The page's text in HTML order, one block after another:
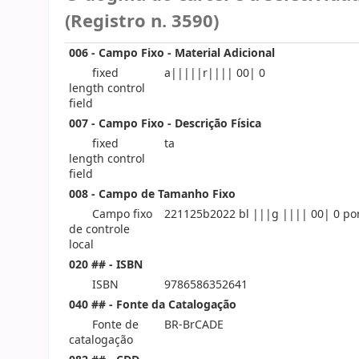
(Registro n. 3590)
006 - Campo Fixo - Material Adicional
fixed
length control
field
a|||||r|||| 00| 0
007 - Campo Fixo - Descrição Física
fixed
length control
field
ta
008 - Campo de Tamanho Fixo
Campo fixo
de controle
local
221125b2022 bl |||g |||| 00| 0
020 ## - ISBN
ISBN
9786586352641
040 ## - Fonte da Catalogação
Fonte de
catalogação
BR-BrCADE